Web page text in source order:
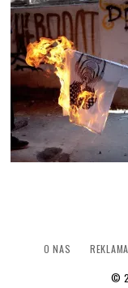
O NAS REKLAMA
©